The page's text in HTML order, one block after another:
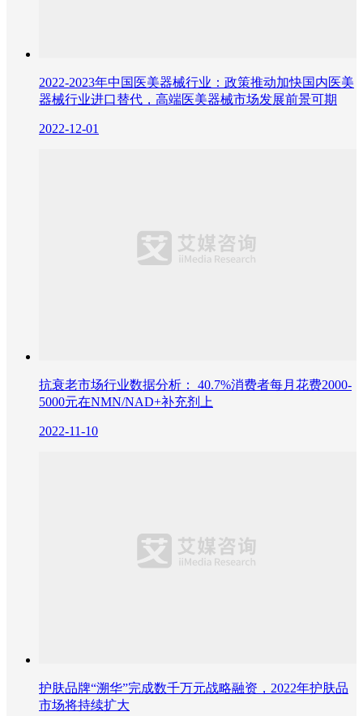
2022-2023年中国医美器械行业：政策推动加快国内医美
器械行业进口替代，高端医美器械市场发展前景可期
2022-12-01
抗衰老市场行业数据分析： 40.7%消费者每月花费2000-
5000元在NMN/NAD+补充剂上
2022-11-10
护肤品牌“溯华”完成数千万元战略融资，2022年护肤品
市场将持续扩大